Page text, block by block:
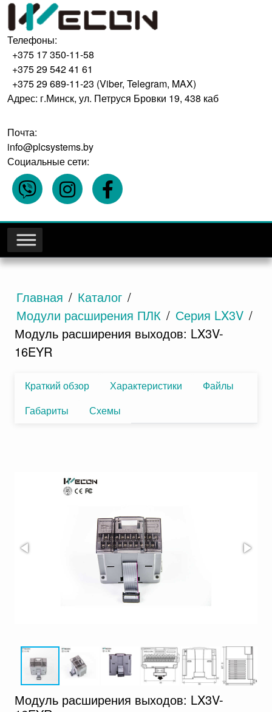
Телефоны:
+375 17 350-11-58
+375 29 542 41 61
+375 29 689-11-23 (Viber, Telegram, MAX)
Адрес: г.Минск, ул. Петруся Бровки 19, 438 каб
Почта:
info@plcsystems.by
Социальные сети:
Главная / Каталог /
Модули расширения ПЛК / Серия LX3V /
Модуль расширения выходов: LX3V-
16EYR
Краткий обзор Характеристики
Файлы
Габариты
Схемы
Модуль расширения выходов: LX3V-